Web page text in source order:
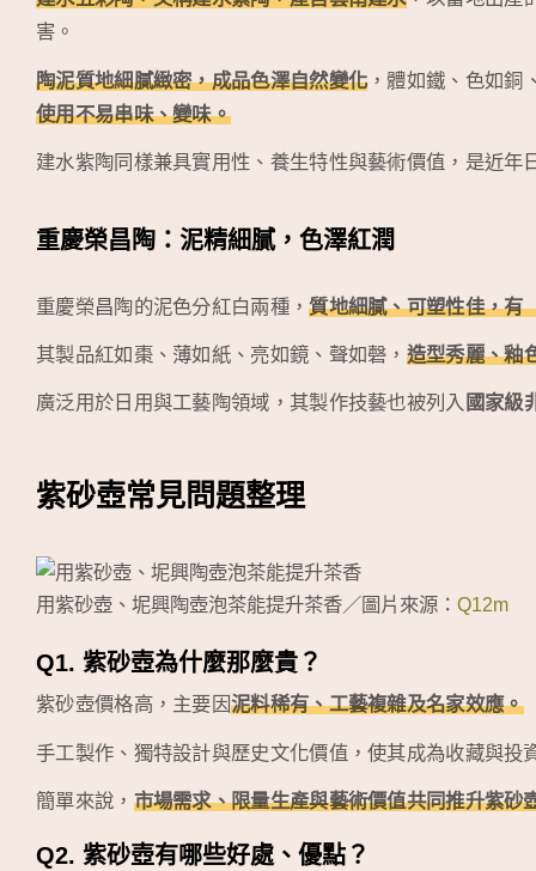
害。
陶泥質地細膩緻密，成品色澤自然變化 ，體如鐵、色如銅
使用不易串味、變味。
建水紫陶同樣兼具實用性、養生特性與藝術價值，是近年
重慶榮昌陶：泥精細膩，色澤紅潤
重慶榮昌陶的泥色分紅白兩種，質地細膩、可塑性佳，有
其製品紅如棗、薄如紙、亮如鏡、聲如磬， 造型秀麗、釉
廣泛用於日用與工藝陶領域，其製作技藝也被列入 國家級
紫砂壺常見問題整理
用紫砂壺、坭興陶壺泡茶能提升茶香／圖片來源： Q12m
Q1. 紫砂壺為什麼那麼貴？
紫砂壺價格高，主要因泥料稀有、工藝複雜及名家效應。
手工製作、獨特設計與歷史文化價值，使其成為收藏與投
簡單來說， 市場需求、限量生產與藝術價值共同推升紫砂
Q2. 紫砂壺有哪些好處、優點？